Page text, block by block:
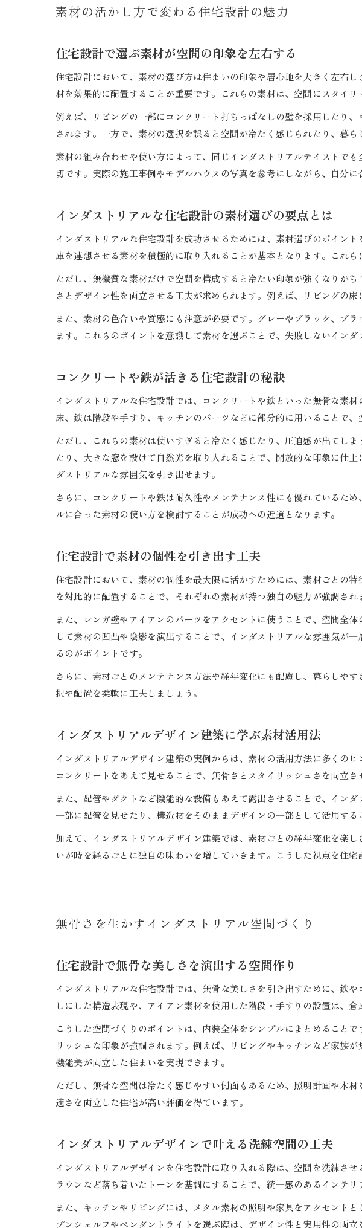
素材感を
住宅設計なら
注文住宅
住宅設計
理想のイ
インダス
ダサくならな
インダス
インダス
住宅設計
無骨さと
キッチンやリ
住宅設計
リビング
住宅設計
素材の活かし方で変わる住宅設計の魅力
住宅設計で選ぶ素材が空間の印象を左右する
住宅設計において、素材の選び方は住まいの印象や居心地を大きく左右
材を効果的に配置することが重要です。これらの素材は、空間にスタイ
例えば、リビングの一部にコンクリート打ちっぱなしの壁を採用したり
されます。一方で、素材の選択を誤ると空間が冷たく感じられたり、暮
素材の組み合わせや使い方によって、同じインダストリアルテイストで
切です。実際の施工事例やモデルハウスの写真を参考にしながら、自分
インダストリアルな住宅設計の素材選びの要点とは
インダストリアルな住宅設計を成功させるためには、素材選びのポイン
庫を連想させる素材を積極的に取り入れることが基本となります。これ
ただし、無機質な素材だけで空間を構成すると冷たい印象が強くなりが
さとデザイン性を両立させる工夫が求められます。例えば、リビングの
また、素材の色合いや質感にも注意が必要です。グレーやブラック、ブ
ます。これらのポイントを意識して素材を選ぶことで、失敗しないインダ
コンクリートや鉄が活きる住宅設計の秘訣
インダストリアルな住宅設計では、コンクリートや鉄といった無骨な素
床、鉄は階段や手すり、キッチンのパーツなどに部分的に用いることで
ただし、これらの素材は使いすぎると冷たく感じたり、圧迫感が出てし
たり、大きな窓を設けて自然光を取り入れることで、開放的な印象に仕
ダストリアルな雰囲気を引き出せます。
さらに、コンクリートや鉄は耐久性やメンテナンス性にも優れているた
ルに合った素材の使い方を検討することが成功への近道となります。
住宅設計で素材の個性を引き出す工夫
住宅設計において、素材の個性を最大限に活かすためには、素材ごとの
を対比的に配置することで、それぞれの素材が持つ独自の魅力が強調され
また、レンガ壁やアイアンのパーツをアクセントに使うことで、空間全
して素材の凹凸や陰影を演出することで、インダストリアルな雰囲気が
るのがポイントです。
さらに、素材ごとのメンテナンス方法や経年変化にも配慮し、暮らしや
択や配置を柔軟に工夫しましょう。
インダストリアルデザイン建築に学ぶ素材活用法
インダストリアルデザイン建築の実例からは、素材の活用方法に多くの
コンクリートをあえて見せることで、無骨さとスタイリッシュさを両立さ
また、配管やダクトなど機能的な設備もあえて露出させることで、イン
一部に配管を見せたり、構造材をそのままデザインの一部として活用す
加えて、インダストリアルデザイン建築では、素材ごとの経年変化を楽
いが時を経るごとに独自の味わいを増していきます。こうした視点を住
無骨さを生かすインダストリアル空間づくり
住宅設計で無骨な美しさを演出する空間作り
インダストリアルな住宅設計では、無骨な美しさを引き出すために、鉄
しにした構造表現や、アイアン素材を使用した階段・手すりの設置は、倉
こうした空間づくりのポイントは、内装全体をシンプルにまとめること
リッシュな印象が強調されます。例えば、リビングやキッチンなど家族
機能美が両立した住まいを実現できます。
ただし、無骨な空間は冷たく感じやすい側面もあるため、照明計画や木
適さを両立した住宅が高い評価を得ています。
インダストリアルデザインで叶える洗練空間の工夫
インダストリアルデザインを住宅設計に取り入れる際は、空間を洗練さ
ラウンなど落ち着いたトーンを基調にすることで、統一感のあるインテリ
また、キッチンやリビングには、メタル素材の照明や家具をアクセント
プンシェルフやペンダントライトを選ぶ際は、デザイン性と実用性の両立